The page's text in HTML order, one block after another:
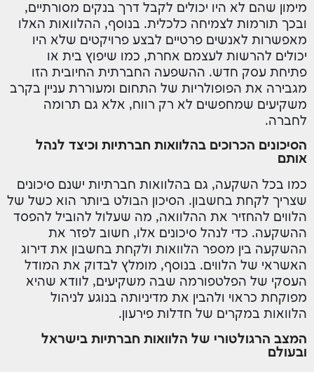
מימון שהם לא היו יכולים לקבל דרך בנקים מסורתיים,
ובכך תורמות לצמיחה כלכלית. בנוסף, ההלוואות האלו
מאפשרות לאנשים פרטיים לבצע פרויקטים שלא היו
יכולים להרשות לעצמם אחרת, כמו שיפוץ בית או
פתיחת עסק חדש. ההשפעה החברתית החיובית הזו
מגבירה את הפופולריות של התחום ומעוררת עניין בקרב
משקיעים שמחפשים לא רק רווח, אלא גם תרומה
לחברה.
הסיכונים הכרוכים בהלוואות חברתיות וכיצד לנהל
אותם
כמו בכל השקעה, גם בהלוואות חברתיות ישנם סיכונים
שצריך לקחת בחשבון. הסיכון הבולט ביותר הוא כשל של
הלווים להחזיר את ההלוואה, מה שעלול להוביל להפסד
ההשקעה. כדי לנהל סיכונים אלו, חשוב לפזר את
ההשקעה בין מספר הלוואות ולקחת בחשבון את דירוג
האשראי של הלווים. בנוסף, מומלץ לבדוק את המודל
העסקי של הפלטפורמה שבה משקיעים, לוודא שהיא
מפוקחת כראוי ולהבין את מדיניותה בנוגע לניהול
הלוואות במקרים של חדלות פירעון.
המצב הרגולטורי של הלוואות חברתיות בישראל
ובעולם